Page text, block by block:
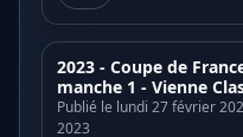
2023 - Coupe de
manche 1 - Vienne
Publié le lundi 27 février
2023